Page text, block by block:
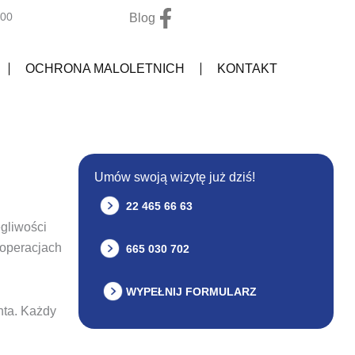
Blog
F
c
e
k
-
f
OCHRONA MALOLETNICH KONTAKT
Każdy
Umów swoją wizytę już dziś!
22 465 66 63
665 030 702
WYPEŁNIJ FORMULARZ